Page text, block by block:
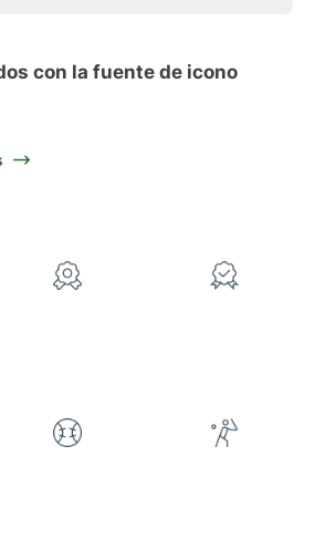
con la fuente de icono